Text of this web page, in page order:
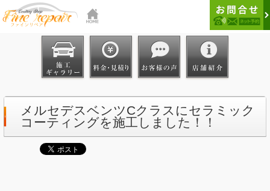
メルセデスベンツCクラスにセラミック
コーティングを施工しました！！